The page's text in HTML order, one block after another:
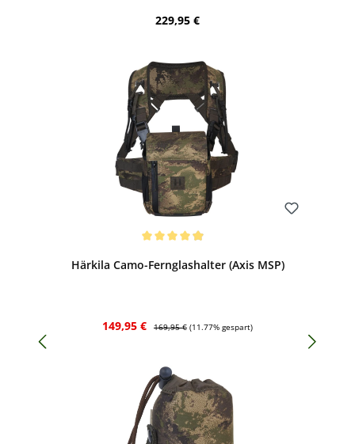
Regulärer Preis:
229,95 €
Härkila Camo-Fernglashalter (Axis MSP)
Verkaufspreis:
149,95 € Regulärer Preis:
169,95 € (11.77% gespart)